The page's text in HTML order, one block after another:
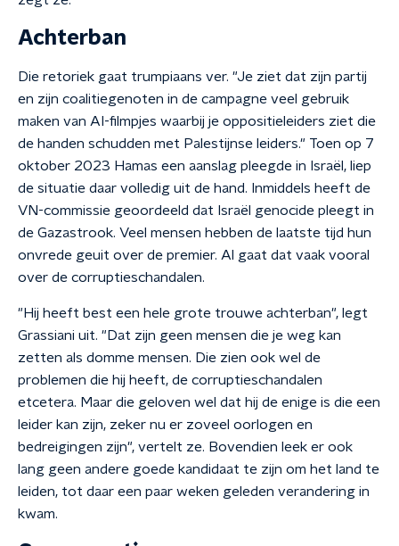
Achterban
Die retoriek gaat trumpiaans ver. "Je ziet dat zijn partij
en zijn coalitiegenoten in de campagne veel gebruik
maken van AI-filmpjes waarbij je oppositieleiders ziet die
de handen schudden met Palestijnse leiders." Toen op 7
oktober 2023 Hamas een aanslag pleegde in Israël, liep
de situatie daar volledig uit de hand. Inmiddels heeft de
VN-commissie geoordeeld dat Israël genocide pleegt in
de Gazastrook. Veel mensen hebben de laatste tijd hun
onvrede geuit over de premier. Al gaat dat vaak vooral
over de corruptieschandalen.
"Hij heeft best een hele grote trouwe achterban", legt
Grassiani uit. "Dat zijn geen mensen die je weg kan
zetten als domme mensen. Die zien ook wel de
problemen die hij heeft, de corruptieschandalen
etcetera. Maar die geloven wel dat hij de enige is die een
leider kan zijn, zeker nu er zoveel oorlogen en
bedreigingen zijn", vertelt ze. Bovendien leek er ook
lang geen andere goede kandidaat te zijn om het land te
leiden, tot daar een paar weken geleden verandering in
kwam.